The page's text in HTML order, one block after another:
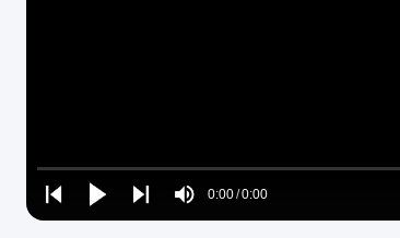
Play
Play
Play
Mute0:00/0:00
Loaded:
0%